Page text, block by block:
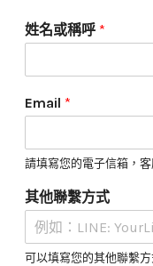
姓名或稱呼 *
Email *
請填寫您的電子信箱，
其他聯繫方式
可以填寫您的其他聯繫